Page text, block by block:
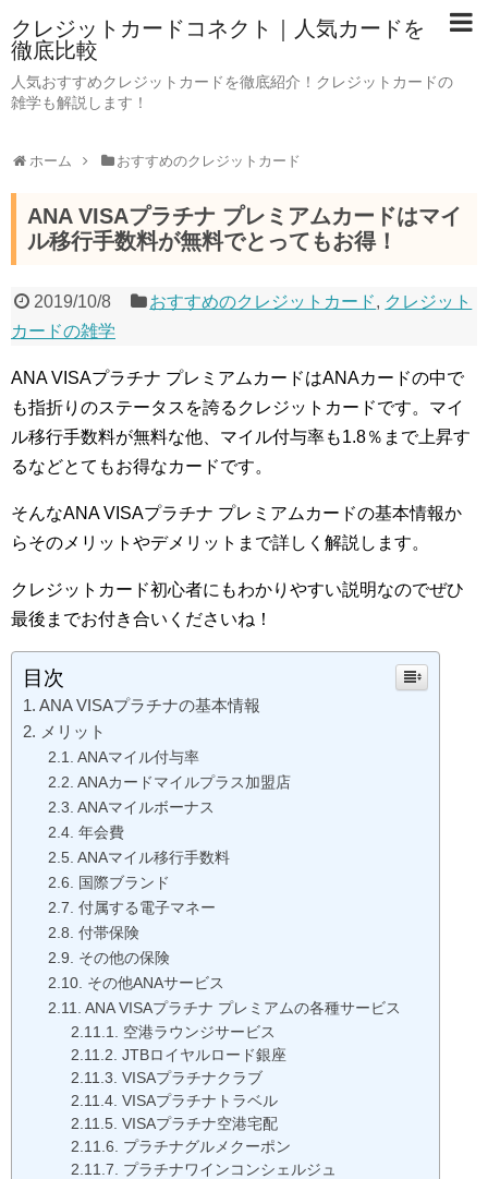
クレジットカードコネクト｜人気カードを
徹底比較
人気おすすめクレジットカードを徹底紹介！クレジットカードの
雑学も解説します！
ホーム おすすめのクレジットカード
ANA VISAプラチナ プレミアムカードはマイ
ル移行手数料が無料でとってもお得！
2019/10/8 おすすめのクレジットカード, クレジット
カードの雑学
ANA VISAプラチナ プレミアムカードはANAカードの中で
も指折りのステータスを誇るクレジットカードです。マイ
ル移行手数料が無料な他、マイル付与率も1.8％まで上昇す
るなどとてもお得なカードです。
そんなANA VISAプラチナ プレミアムカードの基本情報か
らそのメリットやデメリットまで詳しく解説します。
クレジットカード初心者にもわかりやすい説明なのでぜひ
最後までお付き合いくださいね！
目次
ANA VISAプラチナの基本情報
メリット
ANAマイル付与率
ANAカードマイルプラス加盟店
ANAマイルボーナス
年会費
ANAマイル移行手数料
国際ブランド
付属する電子マネー
付帯保険
その他の保険
その他ANAサービス
ANA VISAプラチナ プレミアムの各種サービス
空港ラウンジサービス
JTBロイヤルロード銀座
VISAプラチナクラブ
VISAプラチナトラベル
VISAプラチナ空港宅配
プラチナグルメクーポン
プラチナワインコンシェルジュ